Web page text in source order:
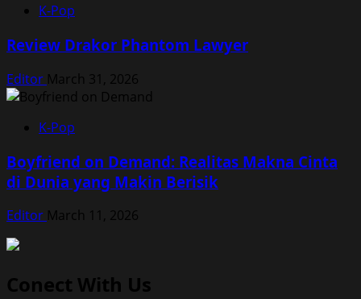
K-Pop
Review Drakor Phantom Lawyer
Editor March 31, 2026
K-Pop
Boyfriend on Demand: Realitas Makna Cinta
di Dunia yang Makin Berisik
Editor March 11, 2026
Conect With Us